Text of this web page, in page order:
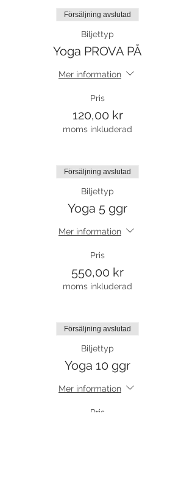
Försäljning avslutad
Biljettyp
Yoga PROVA PÅ
Mer information
Pris
120,00 kr
moms inkluderad
Försäljning avslutad
Biljettyp
Yoga 5 ggr
Mer information
Pris
550,00 kr
moms inkluderad
Försäljning avslutad
Biljettyp
Yoga 10 ggr
Mer information
Pris